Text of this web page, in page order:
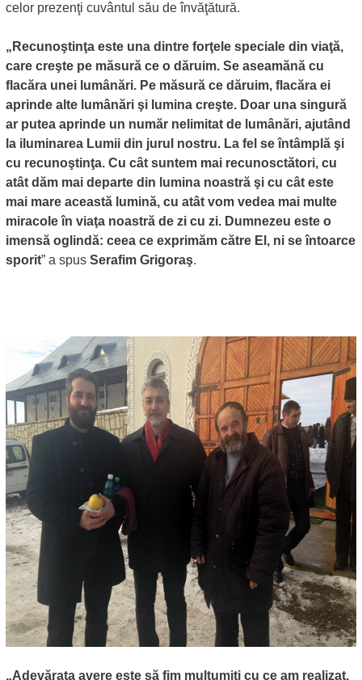
celor prezenţi cuvântul său de învăţătură.
„Recunoştinţa este una dintre forţele speciale din viaţă,
care creşte pe măsură ce o dăruim. Se aseamănă cu
flacăra unei lumânări. Pe măsură ce dăruim, flacăra ei
aprinde alte lumânări şi lumina creşte. Doar una singură
ar putea aprinde un număr nelimitat de lumânări, ajutând
la iluminarea Lumii din jurul nostru. La fel se întâmplă şi
cu recunoştinţa. Cu cât suntem mai recunosctători, cu
atât dăm mai departe din lumina noastră şi cu cât este
mai mare această lumină, cu atât vom vedea mai multe
miracole în viaţa noastră de zi cu zi. Dumnezeu este o
imensă oglindă: ceea ce exprimăm către El, ni se întoarce
sporit” a spus Serafim Grigoraş.
„Adevărata avere este să fim mulţumiţi cu ce am realizat,